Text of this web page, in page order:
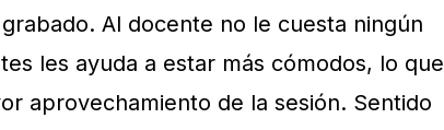
Al docente no le cuesta ningún
les ayuda a estar más cómodos, lo que
aprovechamiento de la sesión. Sentido